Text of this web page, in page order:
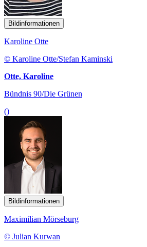
Bildinformationen
Karoline Otte
© Karoline Otte/Stefan Kaminski
Otte, Karoline
Bündnis 90/Die Grünen
()
Bildinformationen
Maximilian Mörseburg
© Julian Kurwan